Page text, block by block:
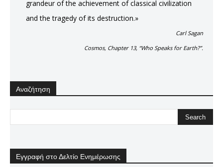
grandeur of the achievement of classical civilization
and the tragedy of its destruction.»
Carl Sagan
Cosmos, Chapter 13, “Who Speaks for Earth?”.
Αναζήτηση
Εγγραφή στο Δελτίο Ενημέρωσης